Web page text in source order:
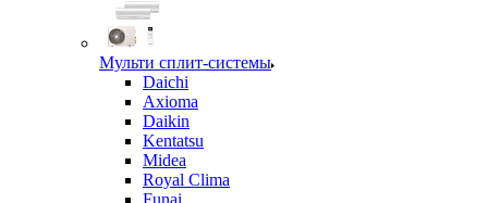
Мульти сплит-системы
Daichi
Axioma
Daikin
Kentatsu
Midea
Royal Clima
Funai